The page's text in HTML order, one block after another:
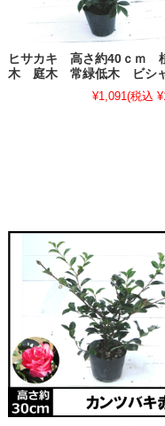
ヒサカキ 高さ約40ｃｍ
木 庭木 常緑低木 ビシ
¥1,091(税込